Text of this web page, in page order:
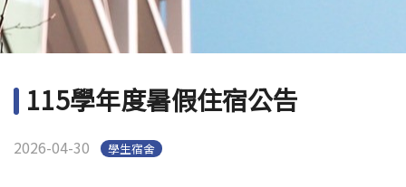
Open submenu (校園安全)
校園安全
Open submenu (相關法規及檔案下載)
相關法規及檔案下載
115學年度暑假住宿公告
2026-04-30 學生宿舍